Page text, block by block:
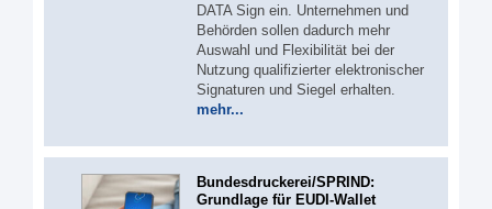
DATA Sign ein. Unternehmen und
Behörden sollen dadurch mehr
Auswahl und Flexibilität bei der
Nutzung qualifizierter elektronischer
Signaturen und Siegel erhalten.
mehr...
Bundesdruckerei/SPRIND:
Grundlage für EUDI-Wallet